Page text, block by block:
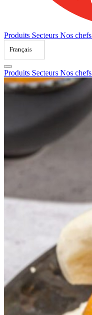
Produits Secteurs Nos chefs
Français
Produits Secteurs Nos chefs